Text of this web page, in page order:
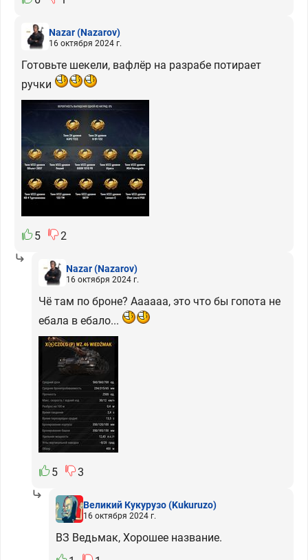
Nazar(Nazarov)
16 октября 2024 г.
Готовьте шекели, вафлёр на разрабе потирает
ручки
5 2
Nazar(Nazarov)
16 октября 2024 г.
Чё там по броне? Аааааа, это что бы гопота не
ебала в ебало...
5 3
Великий Кукурузо(Kukuruzo)
16 октября 2024 г.
ВЗ Ведьмак, Хорошее название.